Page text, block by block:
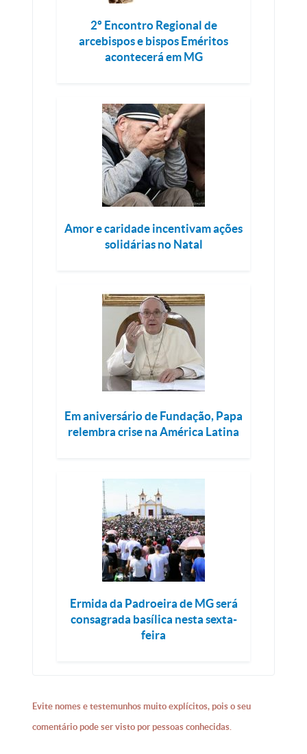
2º Encontro Regional de
arcebispos e bispos Eméritos
acontecerá em MG
Amor e caridade incentivam ações
solidárias no Natal
Em aniversário de Fundação, Papa
relembra crise na América Latina
Ermida da Padroeira de MG será
consagrada basílica nesta sexta-
feira
Evite nomes e testemunhos muito explícitos, pois o seu
comentário pode ser visto por pessoas conhecidas.